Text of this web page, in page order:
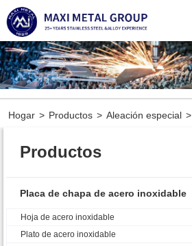
Hogar > Productos > Aleación especial >
Productos
Placa de chapa de acero inoxidable
Hoja de acero inoxidable
Plato de acero inoxidable